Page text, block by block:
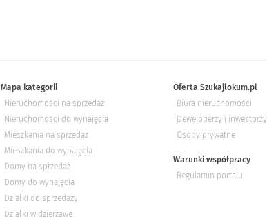
Mapa kategorii
Nieruchomości na sprzedaż
Nieruchomości do wynajęcia
Mieszkania na sprzedaż
Mieszkania do wynajęcia
Domy na sprzedaż
Domy do wynajęcia
Działki do sprzedaży
Działki w dzierżawe
Oferta Szukajlokum.pl
Biura nieruchomości
Deweloperzy i inwestorzy
Osoby prywatne
Warunki współpracy
Regulamin portalu